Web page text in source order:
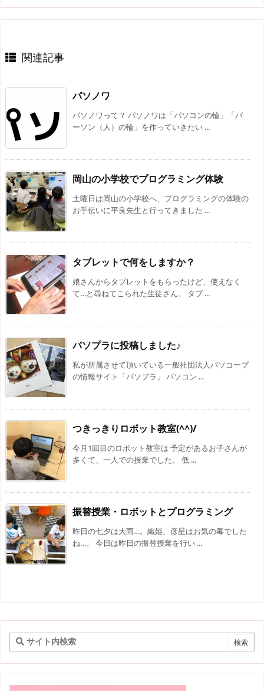
関連記事
パソノワ
パソノワって？ パソノワは「パソコンの輪」「パ
ーソン（人）の輪」を作っていきたい ...
岡山の小学校でプログラミング体験
土曜日は岡山の小学校へ、プログラミングの体験の
お手伝いに平良先生と行ってきました ...
タブレットで何をしますか？
娘さんからタブレットをもらったけど、使えなく
て…と尋ねてこられた生徒さん。 タブ ...
パソプラに投稿しました♪
私が所属させて頂いている一般社団法人パソコープ
の情報サイト「パソプラ」 パソコン ...
つきっきりロボット教室(^^)/
今月1回目のロボット教室は 予定があるお子さんが
多くて、一人での授業でした。 低 ...
振替授業・ロボットとプログラミング
昨日の七夕は大雨…。織姫、彦星はお気の毒でした
ね…。 今日は昨日の振替授業を行い ...